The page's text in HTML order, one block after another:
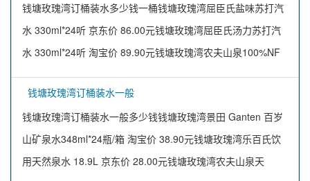
钱塘玫瑰湾订桶装水多少钱一桶钱塘玫瑰湾屈臣氏盐味苏打汽
水 330ml*24听 京东价 86.00元钱塘玫瑰湾屈臣氏汤力苏打汽
水 330ml*24听 淘宝价 89.90元钱塘玫瑰湾农夫山泉100%NF
钱塘玫瑰湾订桶装水一般
钱塘玫瑰湾订桶装水一般多少钱钱塘玫瑰湾景田 Ganten 百岁
山矿泉水348ml*24瓶/箱 淘宝价 38.90元钱塘玫瑰湾乐百氏饮
用天然泉水 18.9L 京东价 28.00元钱塘玫瑰湾农夫山泉天